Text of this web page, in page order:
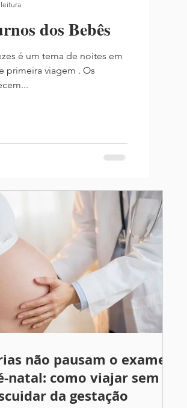
dos Bebês
primeira viagem . Os
não pausam o exame
natal: como viajar sem
da gestação